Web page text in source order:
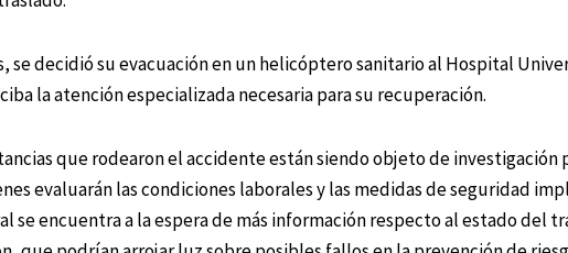
se decidió su evacuación en un helicóptero sanitario al Hospital
la atención especializada necesaria para su recuperación.
que rodearon el accidente están siendo objeto de investigación
evaluarán las condiciones laborales y las medidas de seguridad
se encuentra a la espera de más información respecto al estado del